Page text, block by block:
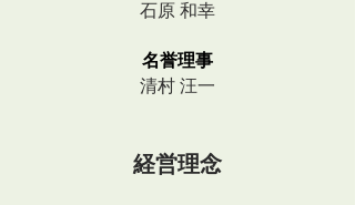
石原 和幸
名誉理事
清村 汪一
​経営理念